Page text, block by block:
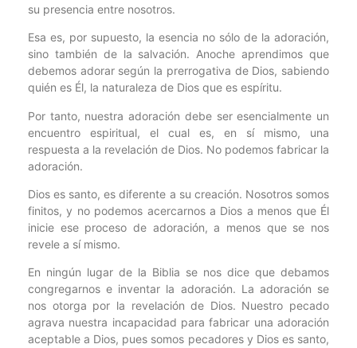
su presencia entre nosotros.
Esa es, por supuesto, la esencia no sólo de la adoración,
sino también de la salvación. Anoche aprendimos que
debemos adorar según la prerrogativa de Dios, sabiendo
quién es Él, la naturaleza de Dios que es espíritu.
Por tanto, nuestra adoración debe ser esencialmente un
encuentro espiritual, el cual es, en sí mismo, una
respuesta a la revelación de Dios. No podemos fabricar la
adoración.
Dios es santo, es diferente a su creación. Nosotros somos
finitos, y no podemos acercarnos a Dios a menos que Él
inicie ese proceso de adoración, a menos que se nos
revele a sí mismo.
En ningún lugar de la Biblia se nos dice que debamos
congregarnos e inventar la adoración. La adoración se
nos otorga por la revelación de Dios. Nuestro pecado
agrava nuestra incapacidad para fabricar una adoración
aceptable a Dios, pues somos pecadores y Dios es santo,